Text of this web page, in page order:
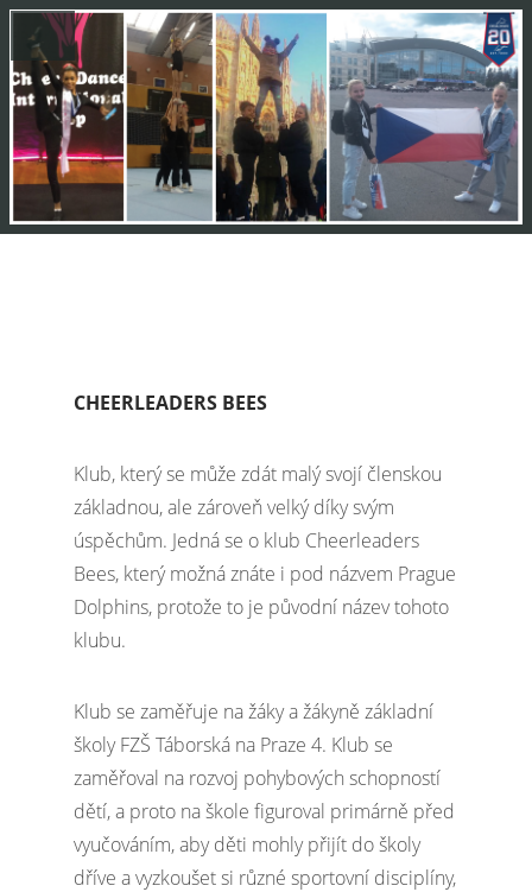
CHEERLEADERS BEES
Klub, který se může zdát malý svojí členskou
základnou, ale zároveň velký díky svým
úspěchům. Jedná se o klub Cheerleaders
Bees, který možná znáte i pod názvem Prague
Dolphins, protože to je původní název tohoto
klubu.
Klub se zaměřuje na žáky a žákyně základní
školy FZŠ Táborská na Praze 4. Klub se
zaměřoval na rozvoj pohybových schopností
dětí, a proto na škole figuroval primárně před
vyučováním, aby děti mohly přijít do školy
dříve a vyzkoušet si různé sportovní disciplíny,